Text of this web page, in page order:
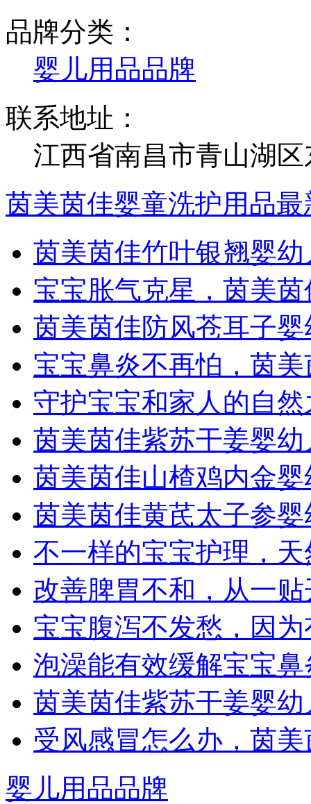
品牌分类：
婴儿用品品牌
联系地址：
江西省南昌市青山湖
茵美茵佳婴童洗护用品最
茵美茵佳竹叶银翘婴
宝宝胀气克星，茵美
茵美茵佳防风苍耳子
宝宝鼻炎不再怕，茵
守护宝宝和家人的自
茵美茵佳紫苏干姜婴
茵美茵佳山楂鸡内金
茵美茵佳黄芪太子参
不一样的宝宝护理，
改善脾胃不和，从一
宝宝腹泻不发愁，因
泡澡能有效缓解宝宝
茵美茵佳紫苏干姜婴
受风感冒怎么办，茵
婴儿用品品牌